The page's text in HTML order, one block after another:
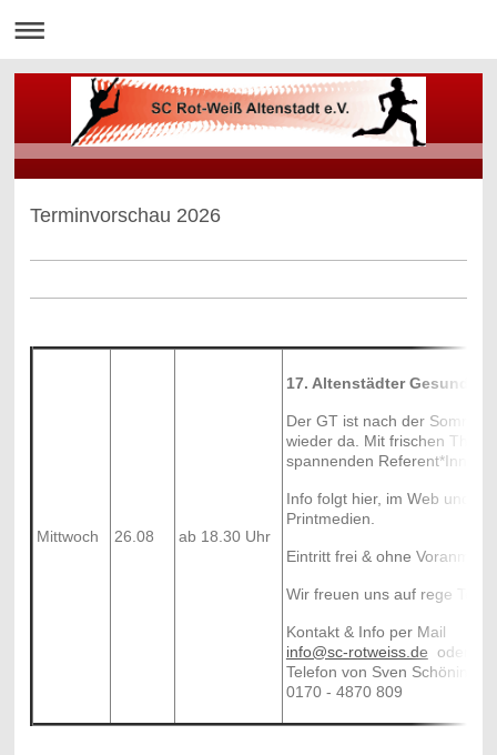
Terminvorschau 2026
Mittwoch 26.08 ab 18.30 Uhr
17. Altenstädter
Der GT ist nach der
wieder da. Mit frischen
spannenden Referent*Innen.
Info folgt hier, im Web und in
Printmedien.
Eintritt frei & ohne
Wir freuen uns auf rege
Kontakt & Info per Mail
info@sc-rotweiss.de oder
Telefon von Sven Schöning
0170 - 4870 809